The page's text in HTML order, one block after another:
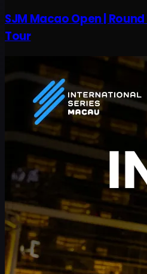
SJM Macao Open |
Tour